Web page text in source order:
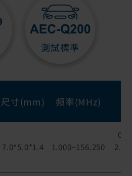
測試標準
尺寸(mm) 頻率(MHz)
7.0*5.0*1.4 1.000~156.250
0.9
2.5